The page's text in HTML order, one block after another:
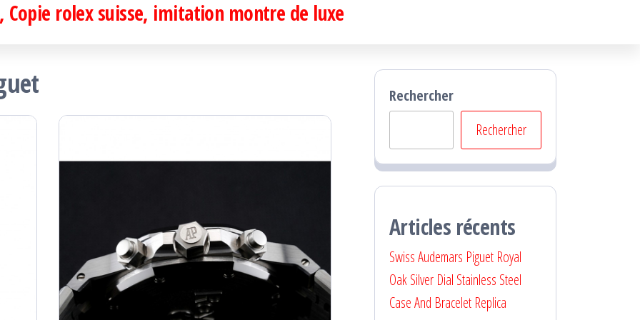
Copie rolex suisse, imitation montre de luxe
Rechercher
Rechercher
Articles récents
Swiss Audemars Piguet Royal
Oak Silver Dial Stainless Steel
Case And Bracelet Replica